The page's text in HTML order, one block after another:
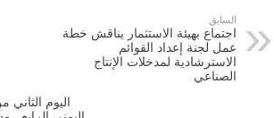
السابق
اجتماع بهيئة الاستثمار يناقش خطة
عمل لجنة إعداد القوائم
الاسترشادية لمدخلات الإنتاج
الصناعي
اليوم